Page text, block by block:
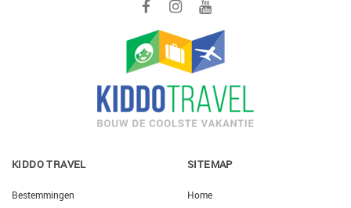
KIDDO TRAVEL
Bestemmingen
SITEMAP
Home